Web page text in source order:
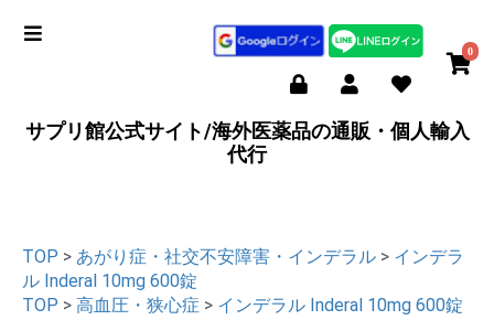
0
サプリ館公式サイト/海外医薬品の通販・個人輸入
代行
TOP > あがり症・社交不安障害・インデラル > インデラ
ル Inderal 10mg 600錠
TOP > 高血圧・狭心症 > インデラル Inderal 10mg 600錠